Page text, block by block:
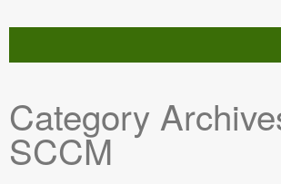
Genel
Video-Webcast-Seminer
Category
SCCM